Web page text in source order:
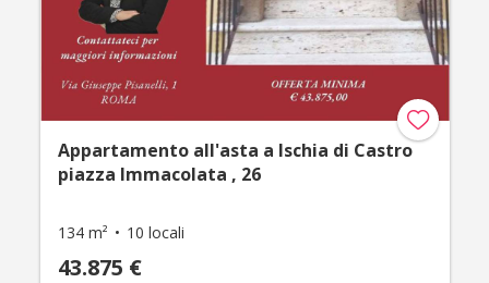
Appartamento all'asta a Ischia di Castro
piazza Immacolata , 26
134 m² 10 locali
43.875 €